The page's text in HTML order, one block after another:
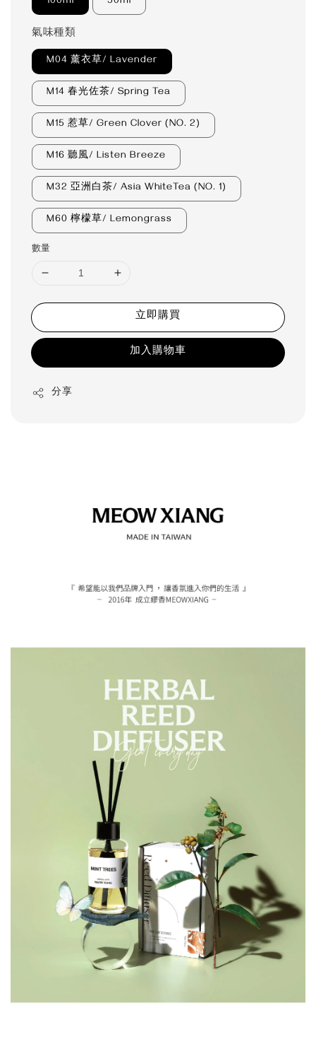
氣味種類
M04 薰衣草/ Lavender
M14 春光佐茶/ Spring Tea
M15 惹草/ Green Clover (NO. 2)
M16 聽風/ Listen Breeze
M32 亞洲白茶/ Asia WhiteTea (NO. 1)
M60 檸檬草/ Lemongrass
數量
立即購買
加入購物車
分享